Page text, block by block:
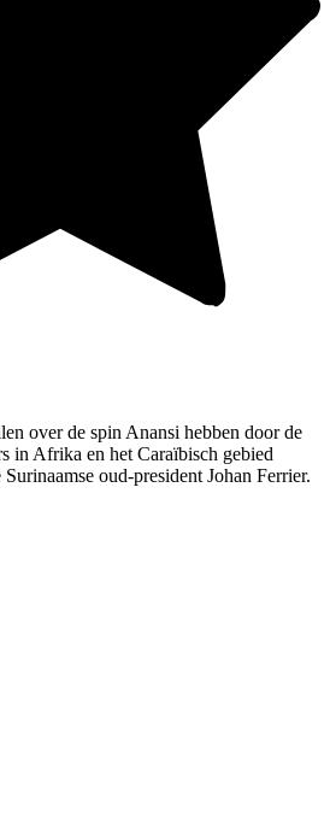
over de spin Anansi hebben door de
in Afrika en het Caraïbisch gebied
oud-president Johan Ferrier.